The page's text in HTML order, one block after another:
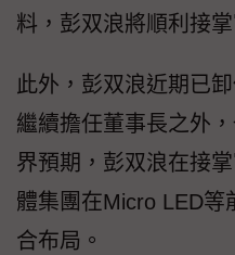
料，彭双浪將順利接
此外，彭双浪近期已
繼續擔任董事長之外
界預期，彭双浪在接
體集團在Micro LED等
合布局。